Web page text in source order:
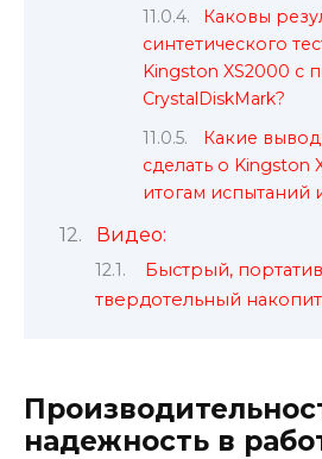
Каковы
синтетического
Kingston XS2000 с
CrystalDiskMark?
Какие
сделать о Kingston
итогам испытаний
Видео:
Быстрый,
твердотельный
надежность в